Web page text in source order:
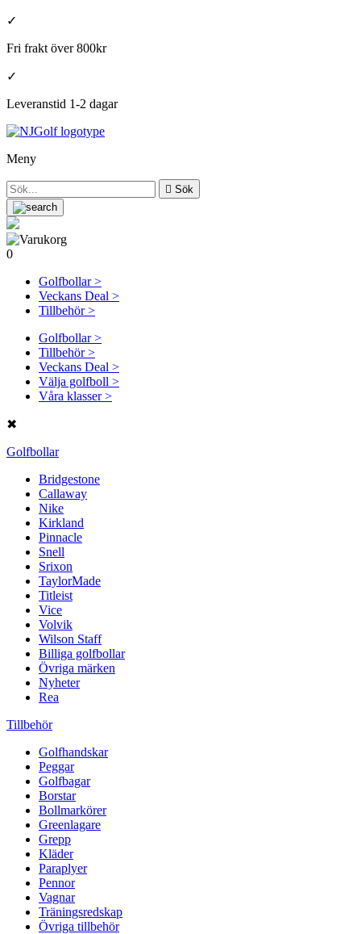
✓
Fri frakt över 800kr
✓
Leveranstid 1-2 dagar
Meny
 Sök
0
Golfbollar >
Veckans Deal >
Tillbehör >
Golfbollar >
Tillbehör >
Veckans Deal >
Välja golfboll >
Våra klasser >
✖
Golfbollar
Bridgestone
Callaway
Nike
Kirkland
Pinnacle
Snell
Srixon
TaylorMade
Titleist
Vice
Volvik
Wilson Staff
Billiga golfbollar
Övriga märken
Nyheter
Rea
Tillbehör
Golfhandskar
Peggar
Golfbagar
Borstar
Bollmarkörer
Greenlagare
Grepp
Kläder
Paraplyer
Pennor
Vagnar
Träningsredskap
Övriga tillbehör